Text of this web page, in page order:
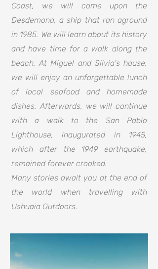
Coast, we will come upon the
Desdemona, a ship that ran aground
in 1985. We will learn about its history
and have time for a walk along the
beach. At Miguel and Silvia's house,
we will enjoy an unforgettable lunch
of local seafood and homemade
dishes. Afterwards, we will continue
with a walk to the San Pablo
Lighthouse, inaugurated in 1945,
which after the 1949 earthquake,
remained forever crooked.
Many stories await you at the end of
the world when travelling with
Ushuaia Outdoors.